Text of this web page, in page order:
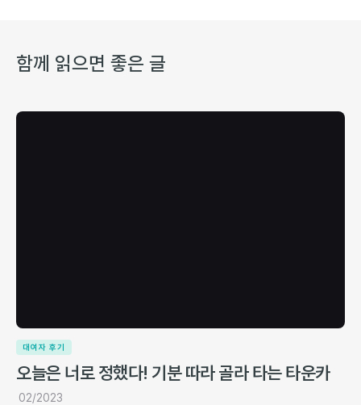
함께 읽으면 좋은 글
대여자 후기
오늘은 너로 정했다! 기분 따라 골라 타는 타운카
02/2023